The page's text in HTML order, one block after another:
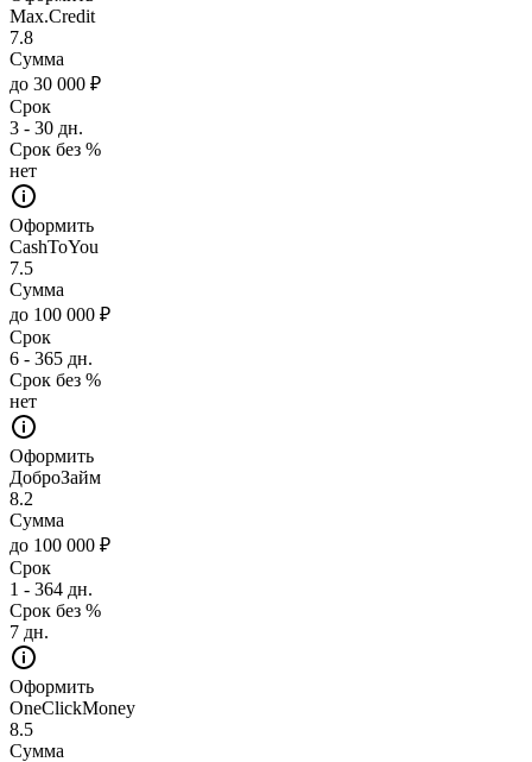
Max.Credit
7.8
Сумма
до 30 000 ₽
Срок
3 - 30 дн.
Срок без %
нет
Оформить
CashToYou
7.5
Сумма
до 100 000 ₽
Срок
6 - 365 дн.
Срок без %
нет
Оформить
ДоброЗайм
8.2
Сумма
до 100 000 ₽
Срок
1 - 364 дн.
Срок без %
7 дн.
Оформить
OneClickMoney
8.5
Сумма